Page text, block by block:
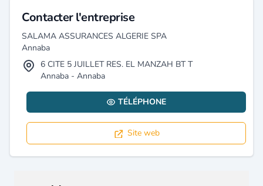
Contacter l'entreprise
SALAMA ASSURANCES ALGERIE SPA
Annaba
6 CITE 5 JUILLET RES. EL MANZAH BT T
Annaba - Annaba
TÉLÉPHONE
Site web